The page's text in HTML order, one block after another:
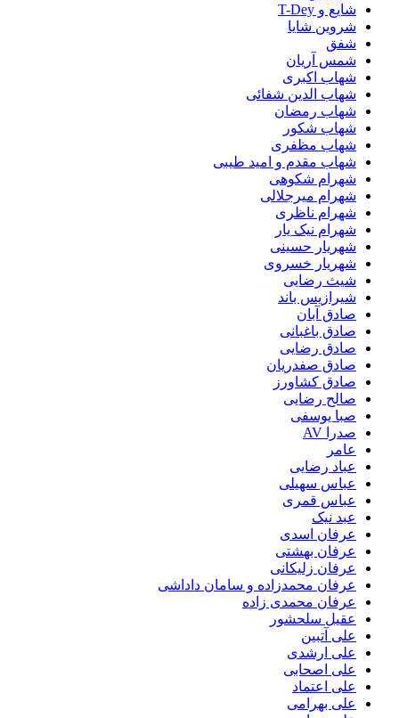
شایع و T-Dey
شروین شایا
شفق
شمس آریان
شهاب اکبری
شهاب الدین شفائی
شهاب رمضان
شهاب شکور
شهاب مظفری
شهاب مقدم و امید طیبی
شهرام شکوهی
شهرام میرجلالی
شهرام ناظری
شهرام نیک یار
شهریار حسینی
شهریار خسروی
شیث رضایی
شیرازیس باند
صادق آبان
صادق باغبانی
صادق رضایی
صادق صفدریان
صادق کشاورز
صالح رضایی
صبا یوسفی
صدرا AV
عامر
عباد رضایی
عباس سهیلی
عباس قمری
عبد نیک
عرفان اسدی
عرفان بهشتی
عرفان زلیکانی
عرفان محمدزاده و سامان داداشی
عرفان محمدی زاده
عقیل سلحشور
علی آتبین
علی ارشدی
علی اصحابی
علی اعتماد
علی بهرامی